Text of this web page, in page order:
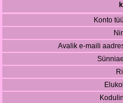
Konto
Avalik e-maili